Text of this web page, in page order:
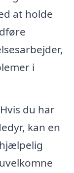
at holde
i
Hvis du har
kan en